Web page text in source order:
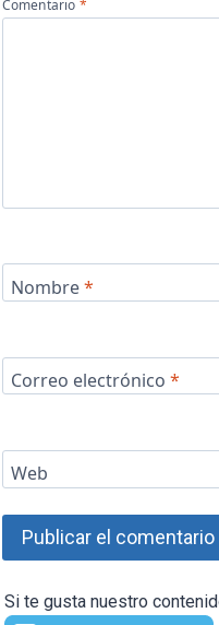
Comentario *
Nombre*
Correo electrónico *
Web
Si te gusta nuestro